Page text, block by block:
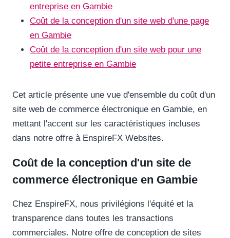
entreprise en Gambie
Coût de la conception d'un site web d'une page
en Gambie
Coût de la conception d'un site web pour une
petite entreprise en Gambie
Cet article présente une vue d'ensemble du coût d'un
site web de commerce électronique en Gambie, en
mettant l'accent sur les caractéristiques incluses
dans notre offre à EnspireFX Websites.
Coût de la conception d'un site de
commerce électronique en Gambie
Chez EnspireFX, nous privilégions l'équité et la
transparence dans toutes les transactions
commerciales. Notre offre de conception de sites